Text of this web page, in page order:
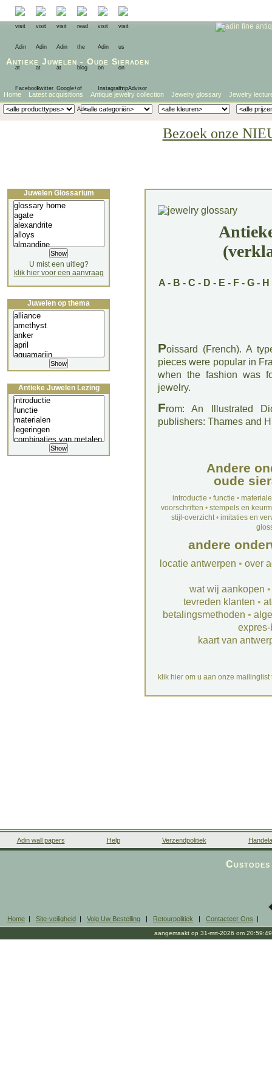
Antieke Juwelen - Oude Sieraden
Home Latest acquisitions Antique jewelry collection Jewelry glossary Jewelry
Bezoek onze
A - B - C - D - E - F - G - H
Poissard (French). A
pieces were popular in
when the fashion was
jewelry.
From: An Illustrated
publishers: Thames and
Andere
oude
introductie • functie •
voorschriften • stempels en
stijl-overzicht• imitaties en
andere
locatie antwerpen • over
wat wij aankopen
tevreden klanten •
betalingsmethoden •
kaart van
klik hier om u aan onze mailinglist
Juwelen Glossarium
U mist een uitleg?
klik hier voor een aanvraag
Juwelen op thema
Antieke Juwelen Lezing
Adin wall papers Help Verzendpolitiek
Home | Site-veiligheid | Volg Uw Bestelling | Retourpolitiek | Contacteer Ons |
aangemaakt op 31-mrt-2026 om